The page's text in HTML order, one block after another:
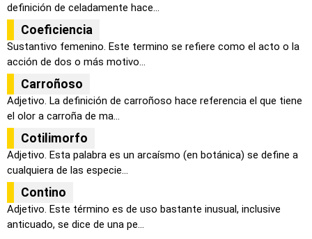
definición de celadamente hace...
Coeficiencia
Sustantivo femenino. Este termino se refiere como el acto o la
acción de dos o más motivo...
Carroñoso
Adjetivo. La definición de carroñoso hace referencia el que tiene
el olor a carroña de ma...
Cotilimorfo
Adjetivo. Esta palabra es un arcaísmo (en botánica) se define a
cualquiera de las especie...
Contino
Adjetivo. Este término es de uso bastante inusual, inclusive
anticuado, se dice de una pe...